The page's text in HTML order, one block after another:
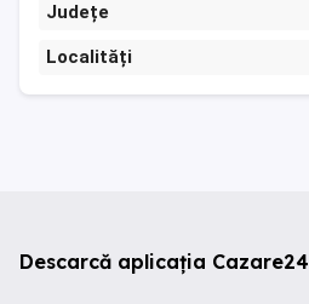
Județe
Localități
Descarcă aplicația Cazare24